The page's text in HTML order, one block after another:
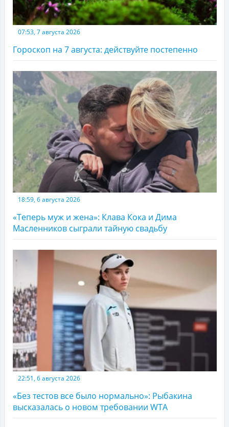
07:53, 7 августа 2026
Гороскоп на 7 августа: действуйте постепенно
18:59, 6 августа 2026
«Теперь муж и жена»: Клава Кока и Дима
Масленников сыграли тайную свадьбу
22:51, 6 августа 2026
«Без тестов все было нормально»: Рыбакина
высказалась о новом требовании WTA